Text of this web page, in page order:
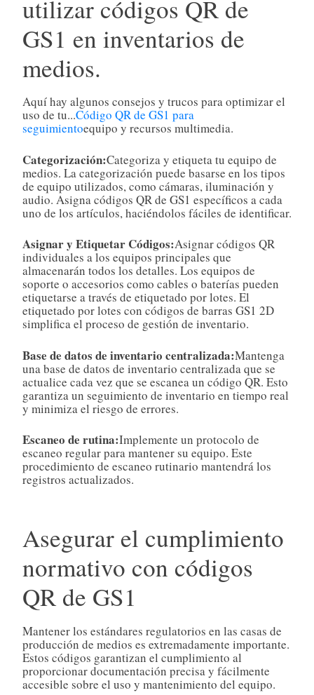
utilizar códigos QR de
GS1 en inventarios de
medios.
Aquí hay algunos consejos y trucos para optimizar el
uso de tu...Código QR de GS1 para
seguimientoequipo y recursos multimedia.
Categorización:Categoriza y etiqueta tu equipo de
medios. La categorización puede basarse en los tipos
de equipo utilizados, como cámaras, iluminación y
audio. Asigna códigos QR de GS1 específicos a cada
uno de los artículos, haciéndolos fáciles de identificar.
Asignar y Etiquetar Códigos:Asignar códigos QR
individuales a los equipos principales que
almacenarán todos los detalles. Los equipos de
soporte o accesorios como cables o baterías pueden
etiquetarse a través de etiquetado por lotes. El
etiquetado por lotes con códigos de barras GS1 2D
simplifica el proceso de gestión de inventario.
Base de datos de inventario centralizada:Mantenga
una base de datos de inventario centralizada que se
actualice cada vez que se escanea un código QR. Esto
garantiza un seguimiento de inventario en tiempo real
y minimiza el riesgo de errores.
Escaneo de rutina:Implemente un protocolo de
escaneo regular para mantener su equipo. Este
procedimiento de escaneo rutinario mantendrá los
registros actualizados.
Asegurar el cumplimiento
normativo con códigos
QR de GS1
Mantener los estándares regulatorios en las casas de
producción de medios es extremadamente importante.
Estos códigos garantizan el cumplimiento al
proporcionar documentación precisa y fácilmente
accesible sobre el uso y mantenimiento del equipo.